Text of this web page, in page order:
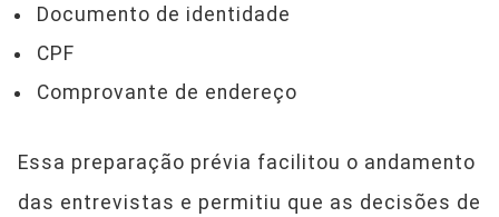
Documento de identidade
CPF
Comprovante de endereço
Essa preparação prévia facilitou o andamento
das entrevistas e permitiu que as decisões de